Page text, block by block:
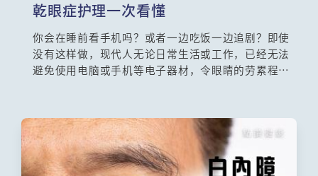
乾眼症护理一次看懂
你会在睡前看手机吗？或者一边吃饭一边追剧？即使
没有这样做，现代人无论日常生活或工作，已经无法
避免使用电脑或手机等电子器材，令眼睛的劳累程度
病，对于各自不同的病征，你绝对是不可不知！不然
的话，很可能你会遭视力小偷一点点洗劫视力，到发
现患病时可能已到了很严重的患病期了。